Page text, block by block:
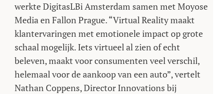
werkte DigitasLBi Amsterdam samen met Moyose
Media en Fallon Prague. “Virtual Reality maakt
klantervaringen met emotionele impact op grote
schaal mogelijk. Iets virtueel al zien of echt
beleven, maakt voor consumenten veel verschil,
helemaal voor de aankoop van een auto”, vertelt
Nathan Coppens, Director Innovations bij